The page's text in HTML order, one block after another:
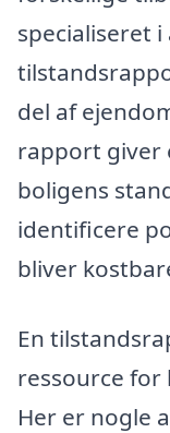
specialiseret
del af
rapport giver
boligens
identificere
bliver
En
ressource
Her er nogle